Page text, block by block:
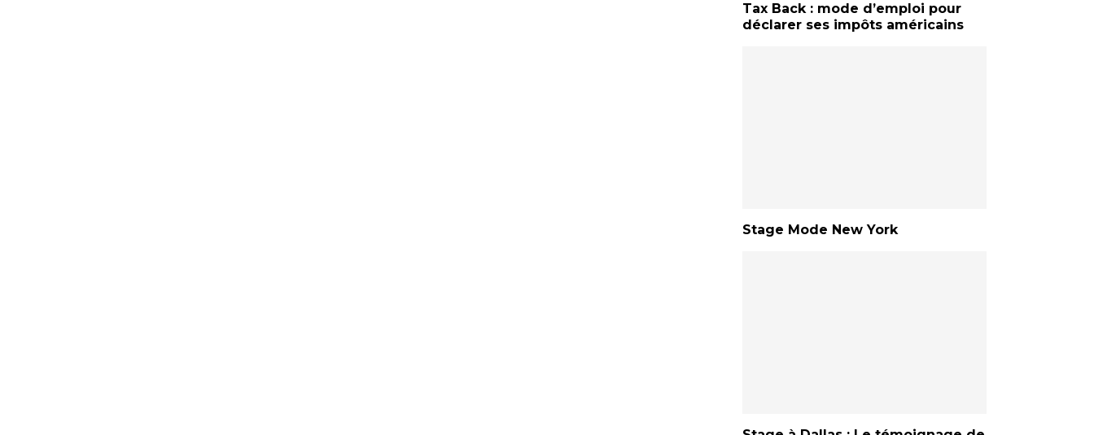
Tax Back : mode d’emploi pour
déclarer ses impôts américains
Stage Mode New York